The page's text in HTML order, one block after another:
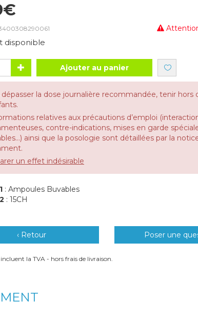
disponible
Ajouter au panier
dépasser la dose journalière recommandée, tenir hors
relatives aux précautions d’emploi
contre-indications, mises en garde
ainsi que la posologie sont détaillées par la
un effet indésirable
: Ampoules Buvables
: 15CH
‹ Retour Poser une
la TVA - hors frais de livraison.